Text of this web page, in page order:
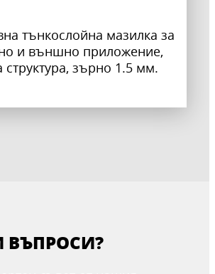
тънкослойна мазилка за
и външно приложение,
структура, зърно 1.5 мм.
ВЪПРОСИ?